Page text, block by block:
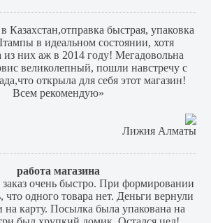
Казахстан,отправка быстрая, упаковка
в идеальном состоянии, хотя
из них аж в 2014 году! Мегадовольна
великолепный, пошли навстречу с
открыла для себя этот магазин!
Всем рекомендую»
Лижия Алматы
работа магазина
очень быстро. При формировании
что одного товара нет. Деньги вернули
на карту. Посылка была упакована на